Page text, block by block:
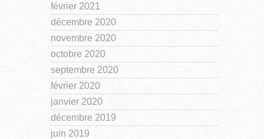
février 2021
décembre 2020
novembre 2020
octobre 2020
septembre 2020
février 2020
janvier 2020
décembre 2019
juin 2019